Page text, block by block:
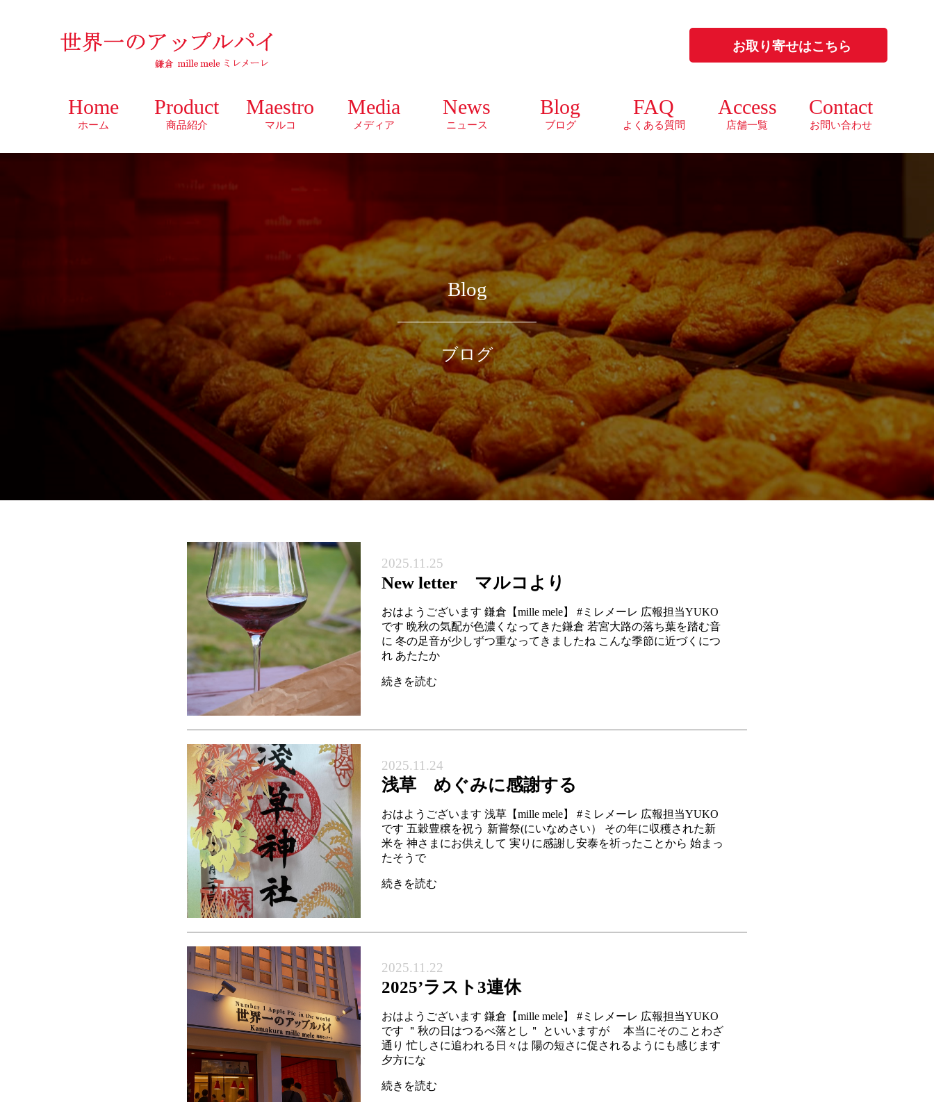
お取り寄せはこちら
Home
ホーム
Product
商品紹介
Maestro
マルコ
Media
メディア
News
ニュース
Blog
ブログ
FAQ
よくある質問
Access
店舗一覧
Contact
お問い合わせ
Blog
ブログ
2025.11.25
New letter マルコより
おはようございます 鎌倉【mille mele】 #ミレメーレ 広報担当YUKO
です 晩秋の気配が色濃くなってきた鎌倉 若宮大路の落ち葉を踏む音
に 冬の足音が少しずつ重なってきましたね こんな季節に近づくにつ
れ あたたか
続きを読む
2025.11.24
浅草 めぐみに感謝する
おはようございます 浅草【mille mele】 #ミレメーレ 広報担当YUKO
です 五穀豊穣を祝う 新嘗祭(にいなめさい） その年に収穫された新
米を 神さまにお供えして 実りに感謝し安泰を祈ったことから 始まっ
たそうで
続きを読む
2025.11.22
2025’ラスト3連休
おはようございます 鎌倉【mille mele】 #ミレメーレ 広報担当YUKO
です ＂秋の日はつるべ落とし＂ といいますが 本当にそのことわざ
通り 忙しさに追われる日々は 陽の短さに促されるようにも感じます
夕方にな
続きを読む